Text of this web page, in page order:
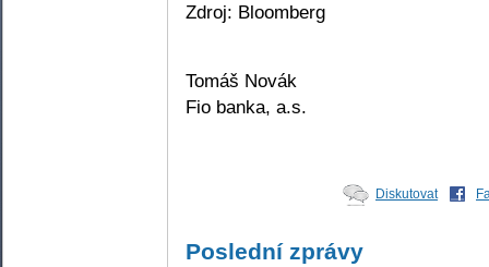
Zdroj: Bloomberg
Tomáš Novák
Fio banka, a.s.
Diskutovat
Poslední zprávy